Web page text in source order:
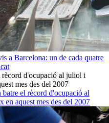
a Barcelona: un de cada quatre
batre el rècord d'ocupació al
en aquest mes des del 2007